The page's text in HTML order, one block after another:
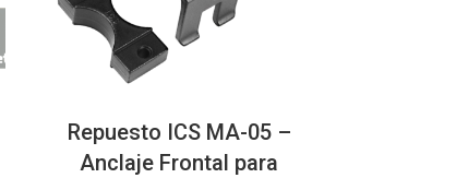
Repuesto ICS MA-05 –
Anclaje Frontal para